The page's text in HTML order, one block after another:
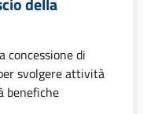
concessione di
svolgere attività
benefiche